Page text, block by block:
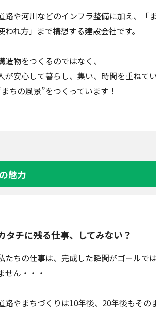
路や河川などのインフラ整備に加え、「
われ方」まで構想する建設会社です。
造物をつくるのではなく、
が安心して暮らし、集い、時間を重ねて
ちの風景”をつくっています！
魅力
タチに残る仕事、してみない？
たちの仕事は、完成した瞬間がゴールで
せん・・・
路やまちづくりは10年後、20年後もその